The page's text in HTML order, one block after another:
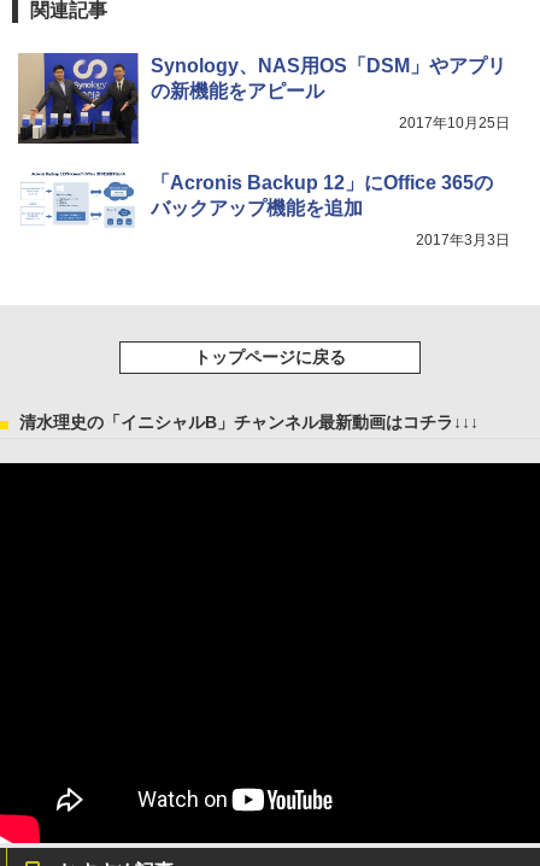
関連記事
Synology、NAS用OS「DSM」やアプリ
の新機能をアピール
2017年10月25日
「Acronis Backup 12」にOffice 365の
バックアップ機能を追加
2017年3月3日
トップページに戻る
清水理史の「イニシャルB」チャンネル最新動画はコチラ↓↓↓